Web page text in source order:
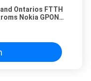
Ontarios FTTH
Nokia GPON